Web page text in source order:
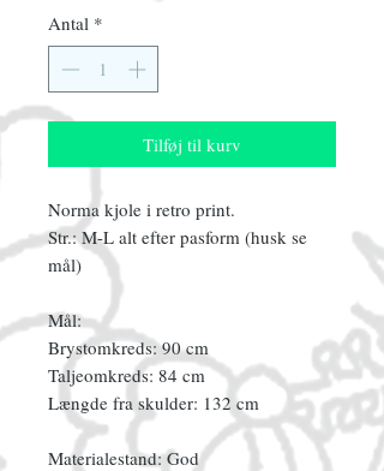
Antal *
Tilføj til kurv
Norma kjole i retro print.
Str.: M-L alt efter pasform (husk se
mål)
Mål:
Brystomkreds: 90 cm
Taljeomkreds: 84 cm
Længde fra skulder: 132 cm
Materialestand: God